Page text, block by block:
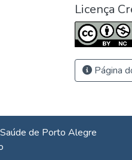
Licença
Página
de Porto Alegre